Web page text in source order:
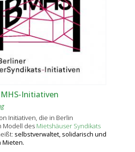
Initiativen
Initiativen, die in Berlin
Modell des Mietshäuser Syndikats
selbstverwaltet, solidarisch und
Mieten.